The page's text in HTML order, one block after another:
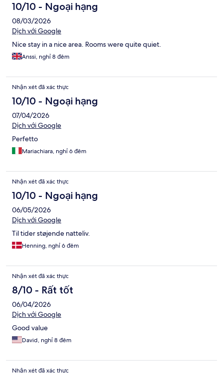
10/10 - Ngoại hạng
08/03/2026
Dịch với Google
Nice stay in a nice area. Rooms were quite quiet.
Anssi, nghỉ 8 đêm
Nhận xét đã xác thực
10/10 - Ngoại hạng
07/04/2026
Dịch với Google
Perfetto
Mariachiara, nghỉ 6 đêm
Nhận xét đã xác thực
10/10 - Ngoại hạng
06/05/2026
Dịch với Google
Til tider støjende natteliv.
Henning, nghỉ 6 đêm
Nhận xét đã xác thực
8/10 - Rất tốt
06/04/2026
Dịch với Google
Good value
David, nghỉ 8 đêm
Nhận xét đã xác thực